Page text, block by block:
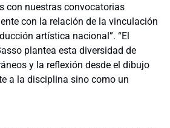
con nuestras convocatorias
con la relación de la vinculación
artística nacional”. “El
plantea esta diversidad de
y la reflexión desde el dibujo
a la disciplina sino como un